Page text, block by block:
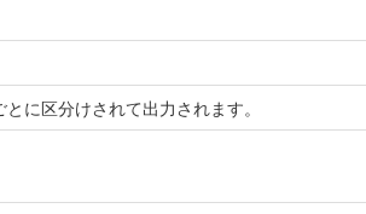
に区分けされて出力されます。